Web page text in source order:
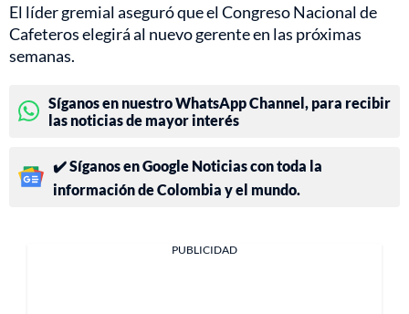
El líder gremial aseguró que el Congreso Nacional de
Cafeteros elegirá al nuevo gerente en las próximas
semanas.
Síganos en nuestro WhatsApp Channel, para recibir
las noticias de mayor interés
✔️ Síganos en Google Noticias con toda la
información de Colombia y el mundo.
PUBLICIDAD